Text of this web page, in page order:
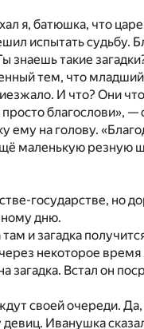
я, батюшка, что
испытать судьбу.
такие
тем, что младший
И что? Они
благослови»,
ему на голову.
маленькую резную
государстве, но
дню.
и загадка
некоторое время
Встал он
своей очереди.
Иванушка